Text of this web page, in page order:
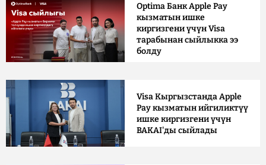
Optima Банк Apple Pay
кызматын ишке
киргизгени үчүн Visa
тарабынан сыйлыкка ээ
болду
Visa Кыргызстанда Apple
Pay кызматын ийгиликтүү
ишке киргизгени үчүн
BAKAI'ды сыйлады